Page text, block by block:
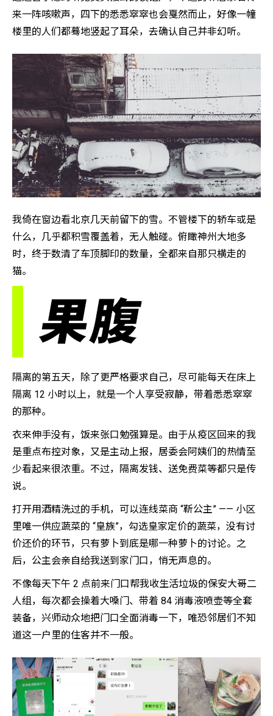
来一阵咳嗽声，四下的悉悉窣窣也会戛然而止，好像一幢
楼里的人们都蓦地竖起了耳朵，去确认自己并非幻听。
我倚在窗边看北京几天前留下的雪。不管楼下的轿车或是
什么，几乎都积雪覆盖着，无人触碰。俯瞰神州大地多
时，终于数清了车顶脚印的数量，全都来自那只横走的
猫。
隔离的第五天，除了更严格要求自己，尽可能每天在床上
隔离 12 小时以上，就是一个人享受寂静，带着悉悉窣窣
的那种。
衣来伸手没有，饭来张口勉强算是。由于从疫区回来的我
是重点布控对象，又是主动上报，居委会阿姨们的热情至
少看起来很浓重。不过，隔离发钱、送免费菜等都只是传
说。
打开用酒精洗过的手机，可以连线菜商 “靳公主” —— 小区
里唯一供应蔬菜的 “皇族”，勾选皇家定价的蔬菜，没有讨
价还价的环节，只有萝卜到底是哪一种萝卜的讨论。之
后，公主会亲自给我送到家门口，悄无声息的。
不像每天下午 2 点前来门口帮我收生活垃圾的保安大哥二
人组，每次都会操着大嗓门、带着 84 消毒液喷壶等全套
装备，兴师动众地把门口全面消毒一下，唯恐邻居们不知
道这一户里的住客并不一般。